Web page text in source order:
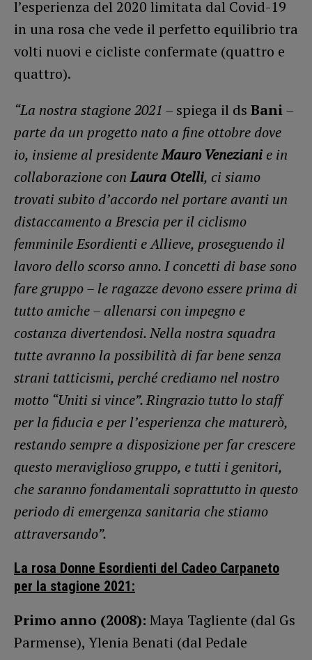
l’esperienza del 2020 limitata dal Covid-19
in una rosa che vede il perfetto equilibrio tra
volti nuovi e cicliste confermate (quattro e
quattro).
“La nostra stagione 2021 – spiega il ds Bani–
parte da un progetto nato a fine ottobre dove
io, insieme al presidenteMauro Veneziani e in
collaborazione conLaura Otelli, ci siamo
trovati subito d’accordo nel portare avanti un
distaccamento a Brescia per il ciclismo
femminile Esordienti e Allieve, proseguendo il
lavoro dello scorso anno. I concetti di base sono
fare gruppo – le ragazze devono essere prima di
tutto amiche – allenarsi con impegno e
costanza divertendosi. Nella nostra squadra
tutte avranno la possibilità di far bene senza
strani tatticismi, perché crediamo nel nostro
motto “Uniti si vince”. Ringrazio tutto lo staff
per la fiducia e per l’esperienza che maturerò,
restando sempre a disposizione per far crescere
questo meraviglioso gruppo, e tutti i genitori,
che saranno fondamentali soprattutto in questo
periodo di emergenza sanitaria che stiamo
attraversando”.
La rosa Donne Esordienti del Cadeo Carpaneto
per la stagione 2021:
Primo anno (2008): Maya Tagliente (dal Gs
Parmense), Ylenia Benati (dal Pedale